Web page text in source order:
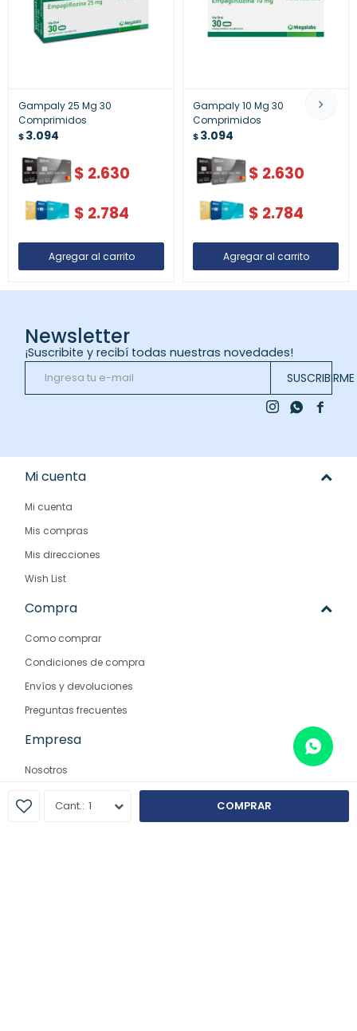
1 COMPRAR
Gampaly 25 Mg 30
Comprimidos
$3.094
$ 2.630
$ 2.784
Gampaly 10 Mg 30
Comprimidos
$3.094
$ 2.630
$ 2.784
Newsletter
¡Suscribite y recibí todas nuestras novedades!
SUSCRIBIRME

 
Mi cuenta
Mi cuenta
Mis compras
Mis direcciones
Wish List
Compra
Como comprar
Condiciones de compra
Envíos y devoluciones
Preguntas frecuentes
Empresa
Nosotros